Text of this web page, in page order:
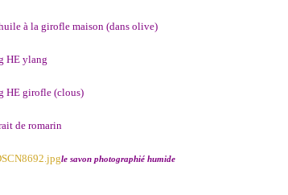
à la girofle maison (dans olive)
HE ylang
HE girofle (clous)
de romarin
le savon photographié humide